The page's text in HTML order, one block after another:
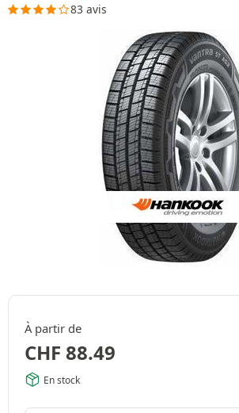
83 avis
À partir de
CHF 88.49
En stock